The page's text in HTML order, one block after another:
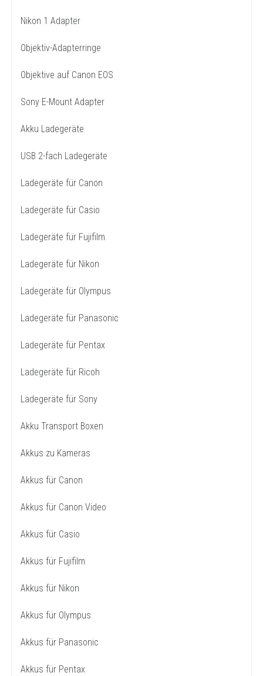
Nikon 1 Adapter
Objektiv-Adapterringe
Objektive auf Canon EOS
Sony E-Mount Adapter
Akku Ladegeräte
USB 2-fach Ladegeräte
Ladegeräte für Canon
Ladegeräte für Casio
Ladegeräte für Fujifilm
Ladegeräte für Nikon
Ladegeräte für Olympus
Ladegeräte für Panasonic
Ladegeräte für Pentax
Ladegeräte für Ricoh
Ladegeräte für Sony
Akku Transport Boxen
Akkus zu Kameras
Akkus für Canon
Akkus für Canon Video
Akkus für Casio
Akkus für Fujifilm
Akkus für Nikon
Akkus für Olympus
Akkus für Panasonic
Akkus für Pentax